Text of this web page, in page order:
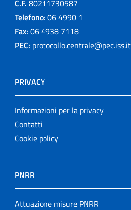
C.F. 80211730587
Telefono: 06 4990 1
Fax: 06 4938 7118
PEC: protocollo.centrale@pec.iss.it
PRIVACY
Informazioni per la privacy
Contatti
Cookie policy
PNRR
Attuazione misure PNRR